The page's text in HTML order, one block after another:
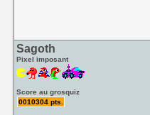
Sagoth
Pixel imposant
Score au grosquiz
0010304 pts.